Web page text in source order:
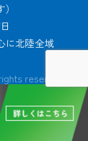
に北陸全域
reserved.